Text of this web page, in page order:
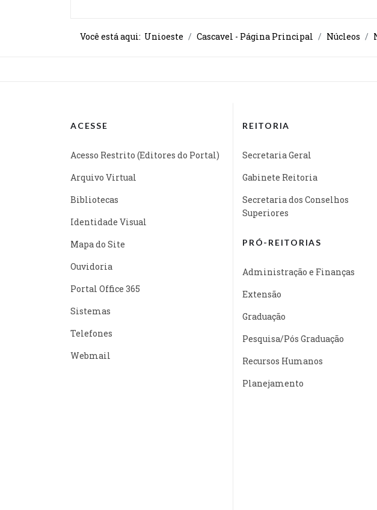
Você está aqui: Unioeste Cascavel - Página Principal Núcleos
ACESSE
Acesso Restrito (Editores do Portal)
Arquivo Virtual
Bibliotecas
Identidade Visual
Mapa do Site
Ouvidoria
Portal Office 365
Sistemas
Telefones
Webmail
REITORIA
Secretaria Geral
Gabinete Reitoria
Secretaria dos Conselhos
Superiores
PRÓ-REITORIAS
Administração e Finanças
Extensão
Graduação
Pesquisa/Pós Graduação
Recursos Humanos
Planejamento